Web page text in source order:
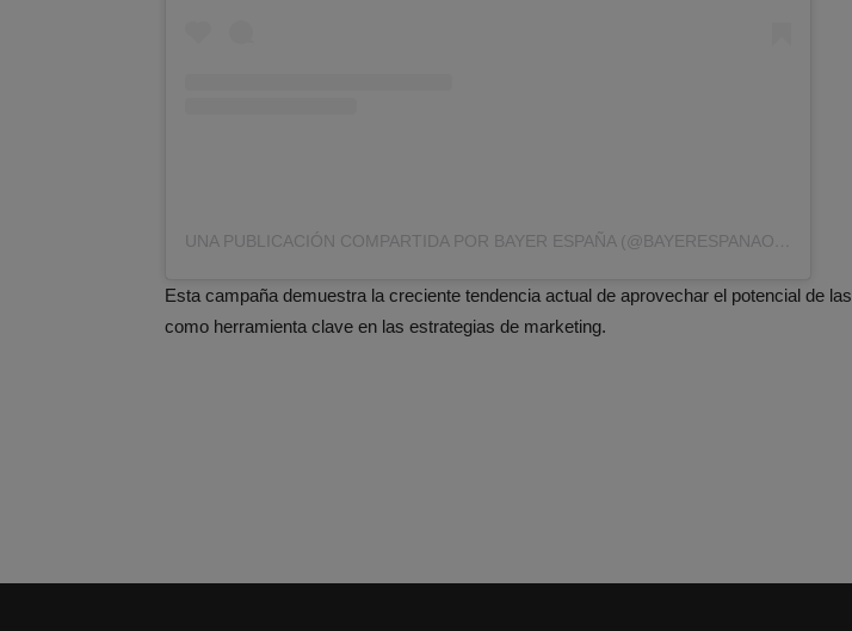
UNA PUBLICACIÓN COMPARTIDA POR BAYER ESPAÑA (@BAYERESPANAOFICIAL)
Esta campaña demuestra la creciente tendencia actual de aprovechar el potencial de las
como herramienta clave en las estrategias de marketing.